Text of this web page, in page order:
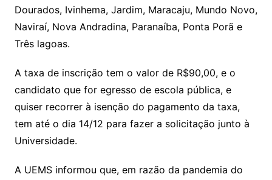
Dourados, Ivinhema, Jardim, Maracaju, Mundo Novo,
Naviraí, Nova Andradina, Paranaíba, Ponta Porã e
Três lagoas.
A taxa de inscrição tem o valor de R$90,00, e o
candidato que for egresso de escola pública, e
quiser recorrer à isenção do pagamento da taxa,
tem até o dia 14/12 para fazer a solicitação junto à
Universidade.
A UEMS informou que, em razão da pandemia do